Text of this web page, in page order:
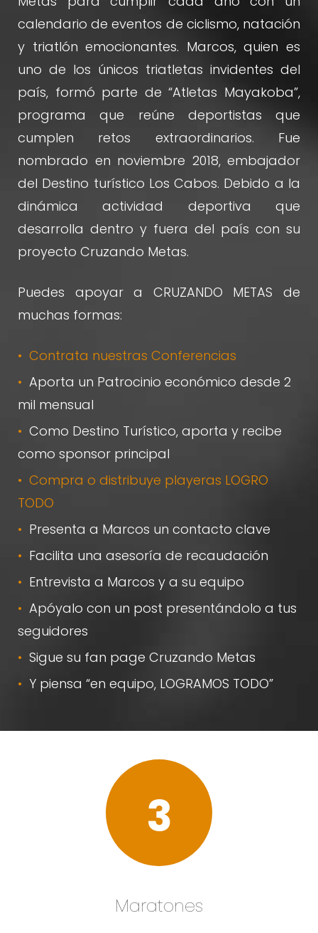
calendario de eventos de ciclismo, natación
y triatlón emocionantes. Marcos, quien es
uno de los únicos triatletas invidentes del
país, formó parte de “Atletas Mayakoba”,
programa que reúne deportistas que
cumplen retos extraordinarios. Fue
nombrado en noviembre 2018, embajador
del Destino turístico Los Cabos. Debido a la
dinámica actividad deportiva que
desarrolla dentro y fuera del país con su
proyecto Cruzando Metas.
Puedes apoyar a CRUZANDO METAS de
muchas formas:
Contrata nuestras Conferencias
Aporta un Patrocinio económico desde 2
mil mensual
Como Destino Turístico, aporta y recibe
como sponsor principal
Compra o distribuye playeras LOGRO
TODO
Presenta a Marcos un contacto clave
Facilita una asesoría de recaudación
Entrevista a Marcos y a su equipo
Apóyalo con un post presentándolo a tus
seguidores
Sigue su fan page Cruzando Metas
Y piensa “en equipo, LOGRAMOS TODO”
3
Maratones